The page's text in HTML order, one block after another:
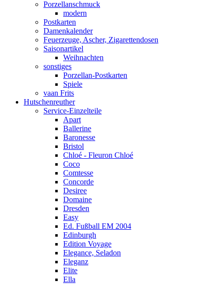
Porzellanschmuck
modern
Postkarten
Damenkalender
Feuerzeuge, Ascher, Zigarettendosen
Saisonartikel
Weihnachten
sonstiges
Porzellan-Postkarten
Spiele
vaan Frits
Hutschenreuther
Service-Einzelteile
Apart
Ballerine
Baronesse
Bristol
Chloé - Fleuron Chloé
Coco
Comtesse
Concorde
Desiree
Domaine
Dresden
Easy
Ed. Fußball EM 2004
Edinburgh
Edition Voyage
Elegance, Seladon
Eleganz
Elite
Ella